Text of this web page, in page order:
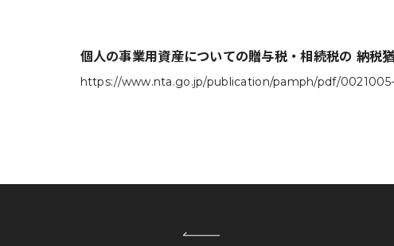
個人の事業用資産についての贈与税・相続税の 納税
https://www.nta.go.jp/publication/pamph/pdf/